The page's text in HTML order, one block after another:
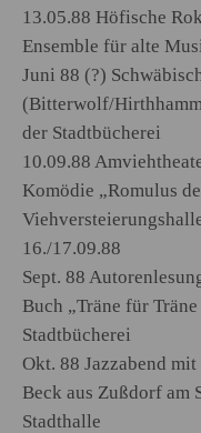
13.05.88 Höfische
Ensemble für alte
Juni 88 (?)
(Bitterwolf/
der Stadtbücherei
10.09.88
Komödie „Romulus
16./17.09.88
Sept. 88
Buch „Träne für
Stadtbücherei
Okt. 88 Jazzabend
Beck aus Zußdorf am
Stadthalle